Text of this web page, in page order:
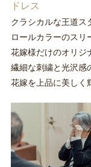
ドレス
クラシカルな王道ス
ロールカラーのスリ
花嫁様だけのオリジ
繊細な刺繍と光沢感
花嫁を上品に美しく